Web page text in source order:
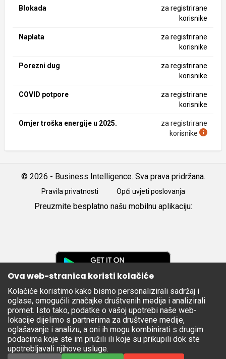
Blokada
za registrirane
korisnike
Naplata
za registrirane
korisnike
Porezni dug
za registrirane
korisnike
COVID potpore
za registrirane
korisnike
Omjer troška energije u 2025.
za registrirane
korisnike
© 2026 - Business Intelligence. Sva prava pridržana.
Pravila privatnosti Opći uvjeti poslovanja
Preuzmite besplatno našu mobilnu aplikaciju:
Apple
Store
Ova web-stranica koristi kolačiće
Kolačiće koristimo kako bismo personalizirali sadržaj i
oglase, omogućili značajke društvenih medija i analizirali
promet. Isto tako, podatke o vašoj upotrebi naše web-
lokacije dijelimo s partnerima za društvene medije,
oglašavanje i analizu, a oni ih mogu kombinirati s drugim
podacima koje ste im pružili ili koje su prikupili dok ste
upotrebljavali njihove usluge.